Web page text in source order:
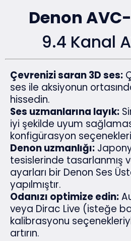
Denon
9.4 Kanal
Çevrenizi saran 3D ses:
ses ile aksiyonun
hissedin.
Ses uzmanlarına layık:
iyi şekilde uyum
konfigürasyon
Denon uzmanlığı:
tesislerinde tasarlanmış
ayarları bir Denon Ses
yapılmıştır.
Odanızı optimize edin:
veya Dirac Live (isteğe
kalibrasyonu
artırın.